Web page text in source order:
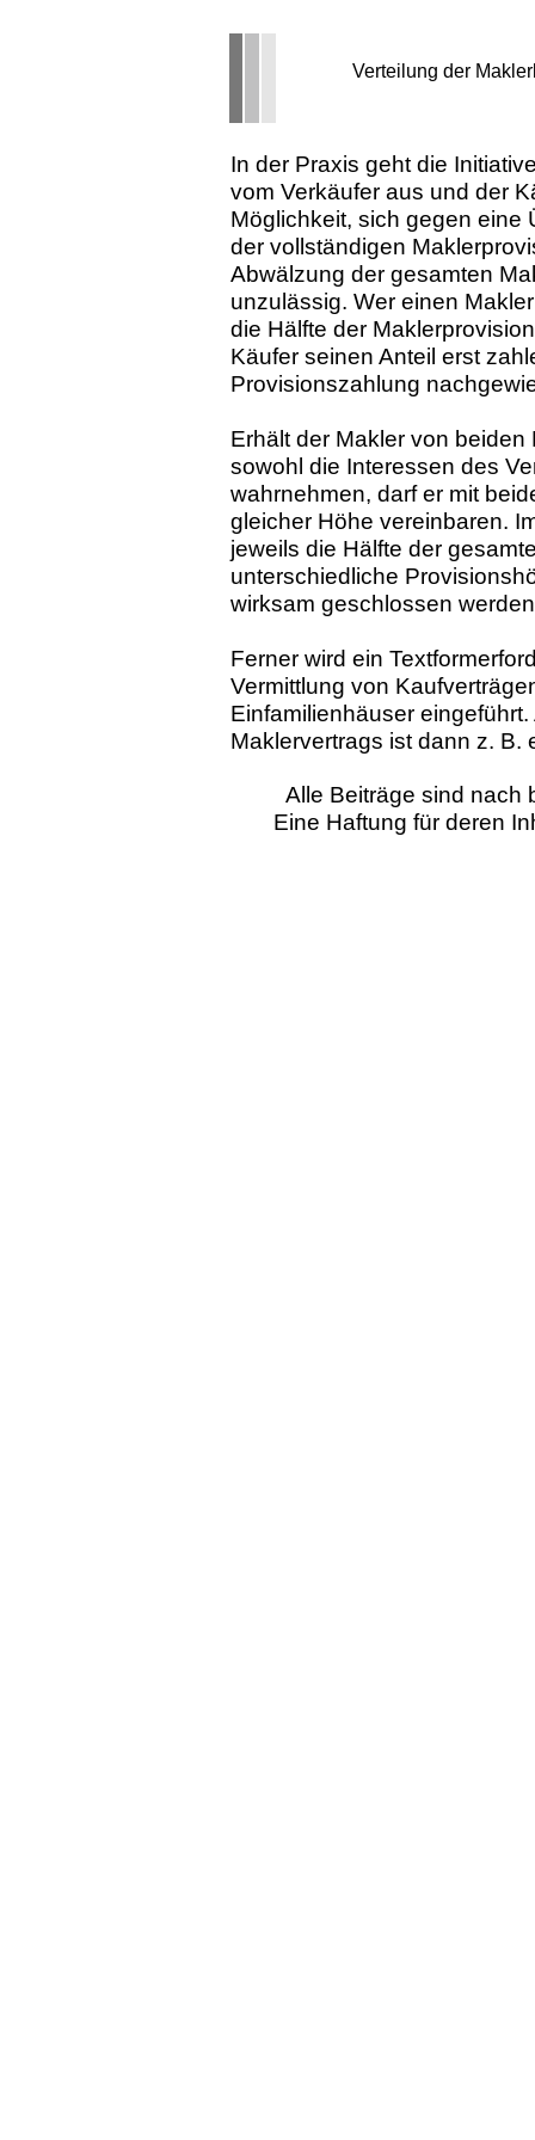
Verteilung der
In der Praxis geht die
vom Verkäufer aus und der
Möglichkeit, sich gegen eine
der vollständigen
Abwälzung der gesamten
unzulässig. Wer einen
die Hälfte der
Käufer seinen Anteil erst
Provisionszahlung
Erhält der Makler von
sowohl die Interessen des
wahrnehmen, darf er mit
gleicher Höhe vereinbaren.
jeweils die Hälfte der
unterschiedliche
wirksam geschlossen
Ferner wird ein
Vermittlung von
Einfamilienhäuser
Maklervertrags ist dann z. B.
Alle Beiträge sind nach
Eine Haftung für deren